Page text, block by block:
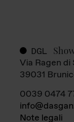
DGL
Via Ragen di
39031
0039 0474
Note legali